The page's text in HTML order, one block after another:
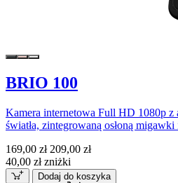
BRIO 100
Kamera internetowa Full HD 1080p z
światła, zintegrowaną osłoną
169,00 zł 209,00 zł
40,00 zł zniżki
Dodaj do koszyka